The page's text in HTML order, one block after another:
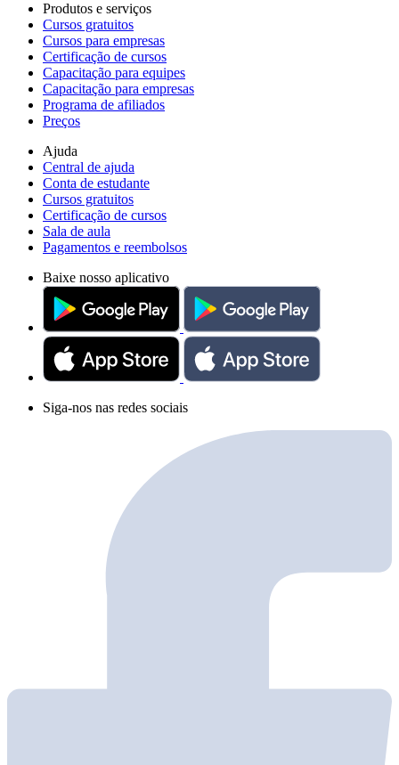
Produtos e serviços
Cursos gratuitos
Cursos para empresas
Certificação de cursos
Capacitação para equipes
Capacitação para empresas
Programa de afiliados
Preços
Ajuda
Central de ajuda
Conta de estudante
Cursos gratuitos
Certificação de cursos
Sala de aula
Pagamentos e reembolsos
Baixe nosso aplicativo
Siga-nos nas redes sociais